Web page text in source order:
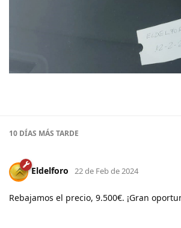
10 DÍAS MÁS TARDE
Eldelforo 22 de Feb de 2024
Rebajamos el precio, 9.500€. ¡Gran